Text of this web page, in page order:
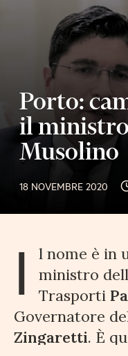
Porto:
il
Musolino
18 NOVEMBRE 2020
I
l nome è in
ministro
Trasporti
Governatore
Zingaretti. È